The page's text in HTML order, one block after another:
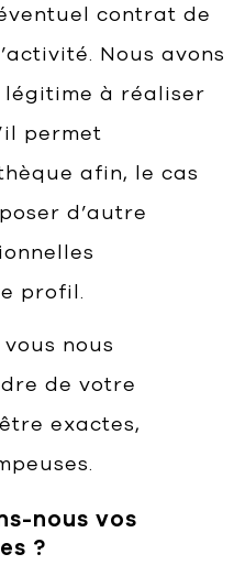
contrat de
Nous avons
à réaliser
permet
afin, le cas
d’autre
profil.
nous
de votre
exactes,
nous vos
?